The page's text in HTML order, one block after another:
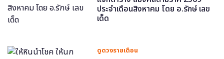
ประจำเดือนสิงหาคม โดย อ.รักษ์ เลข
เด็ด
ดูดวงรายเดือน